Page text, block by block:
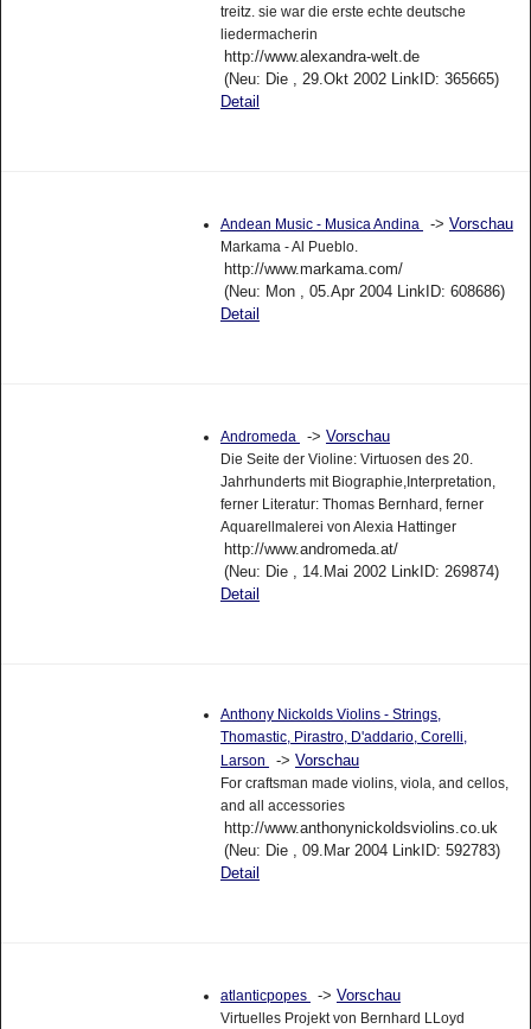
treitz. sie war die erste echte deutsche
liedermacherin
http://www.alexandra-welt.de
(Neu: Die , 29.Okt 2002 LinkID: 365665)
Detail
Andean Music - Musica Andina -> Vorschau
Markama - Al Pueblo.
http://www.markama.com/
(Neu: Mon , 05.Apr 2004 LinkID: 608686)
Detail
Andromeda -> Vorschau
Die Seite der Violine: Virtuosen des 20.
Jahrhunderts mit Biographie,Interpretation,
ferner Literatur: Thomas Bernhard, ferner
Aquarellmalerei von Alexia Hattinger
http://www.andromeda.at/
(Neu: Die , 14.Mai 2002 LinkID: 269874)
Detail
Anthony Nickolds Violins - Strings,
Thomastic, Pirastro, D'addario, Corelli,
Larson
-> Vorschau
For craftsman made violins, viola, and cellos,
and all accessories
http://www.anthonynickoldsviolins.co.uk
(Neu: Die , 09.Mar 2004 LinkID: 592783)
Detail
atlanticpopes -> Vorschau
Virtuelles Projekt von Bernhard LLoyd